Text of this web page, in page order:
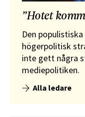
”Hotet
Den
högerpolitisk
inte gett några
mediepolitiken.
Alla ledare